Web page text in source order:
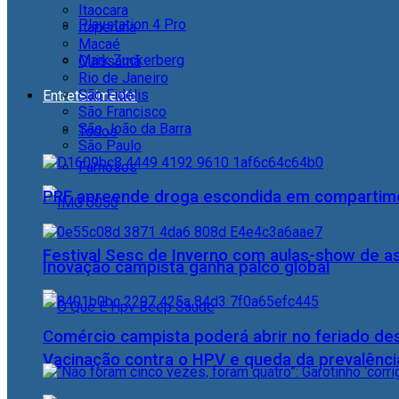
Playstation 4 Pro
Mark Zuckerberg
Entretenimento
Todos
Famosos
Festival Sesc de Inverno com aulas-show de
Vacinação contra o HPV e queda da
Itaocara
Itaperuna
Macaé
Quissamã
Rio de Janeiro
São Fidélis
São Francisco
São João da Barra
São Paulo
PRF apreende droga escondida em
Inovação campista ganha palco global
Comércio campista poderá abrir no feriado